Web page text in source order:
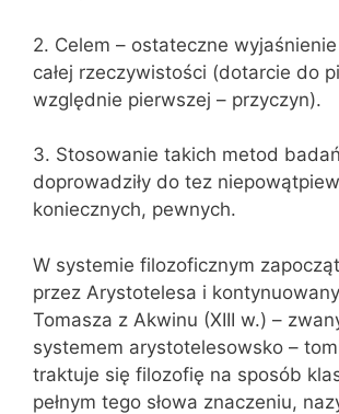
2. Celem – ostateczne
całej rzeczywistości (dotarcie do
względnie pierwszej – przyczyn).
3. Stosowanie takich metod
doprowadziły do tez
koniecznych, pewnych.
W systemie filozoficznym
przez Arystotelesa i
Tomasza z Akwinu (XIII w.) –
systemem arystotelesowsko –
traktuje się filozofię na sposób
pełnym tego słowa znaczeniu,